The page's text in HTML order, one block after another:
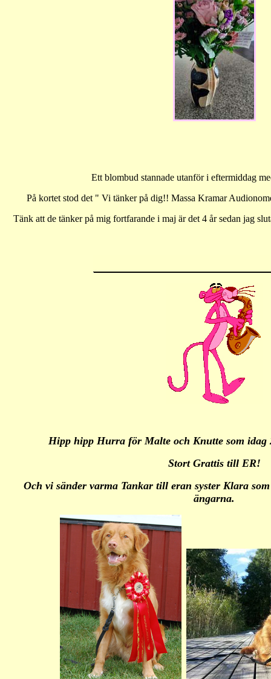
Ett blombud stannade utanför i eftermiddag
På kortet stod det " Vi tänker på dig!! Massa Kramar
Tänk att de tänker på mig fortfarande i maj är det 4 år sedan jag
Hipp hipp Hurra för Malte och Knutte som
Stort Grattis till ER!
Och vi sänder varma Tankar till eran syster Klara
ängarna.